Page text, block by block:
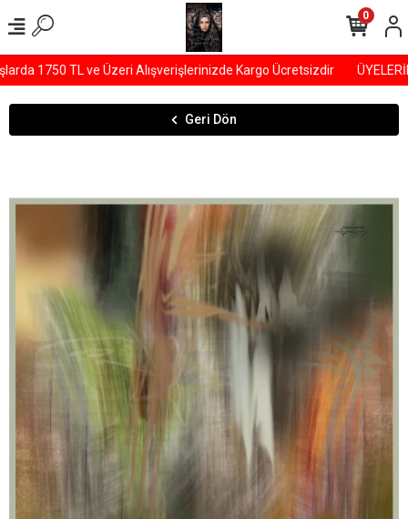
1750 TL ve Üzeri Alışverişlerinizde Kargo Ücretsizdir
0
Geri Dön